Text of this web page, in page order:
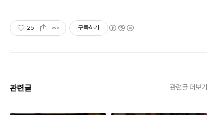
25 구독하기
관련글 관련글 더보기